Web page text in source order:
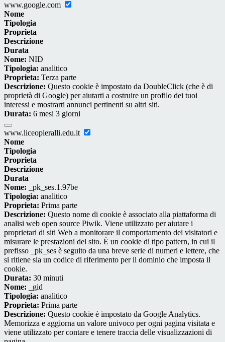
www.google.com
Nome
Tipologia
Proprieta
Descrizione
Durata
Nome: NID
Tipologia: analitico
Proprieta: Terza parte
Descrizione: Questo cookie è impostato da DoubleClick (che è di
proprietà di Google) per aiutarti a costruire un profilo dei tuoi
interessi e mostrarti annunci pertinenti su altri siti.
Durata: 6 mesi 3 giorni
www.liceopieralli.edu.it
Nome
Tipologia
Proprieta
Descrizione
Durata
Nome: _pk_ses.1.97be
Tipologia: analitico
Proprieta: Prima parte
Descrizione: Questo nome di cookie è associato alla piattaforma di
analisi web open source Piwik. Viene utilizzato per aiutare i
proprietari di siti Web a monitorare il comportamento dei visitatori e
misurare le prestazioni del sito. È un cookie di tipo pattern, in cui il
prefisso _pk_ses è seguito da una breve serie di numeri e lettere, che
si ritiene sia un codice di riferimento per il dominio che imposta il
cookie.
Durata: 30 minuti
Nome: _gid
Tipologia: analitico
Proprieta: Prima parte
Descrizione: Questo cookie è impostato da Google Analytics.
Memorizza e aggiorna un valore univoco per ogni pagina visitata e
viene utilizzato per contare e tenere traccia delle visualizzazioni di